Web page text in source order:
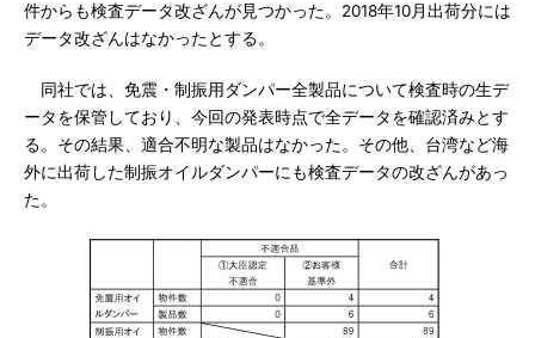
件からも検査データ改ざんが見つかった。2018年10月出荷分には
データ改ざんはなかったとする。
同社では、免震・制振用ダンパー全製品について検査時の生デ
ータを保管しており、今回の発表時点で全データを確認済みとす
る。その結果、適合不明な製品はなかった。その他、台湾など海
外に出荷した制振オイルダンパーにも検査データの改ざんがあっ
た。